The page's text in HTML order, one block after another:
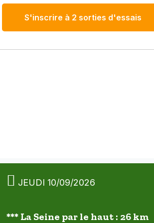
S'inscrire à 2 sorties d'essais
JEUDI 10/09/2026
*** La Seine par le haut : 26 km